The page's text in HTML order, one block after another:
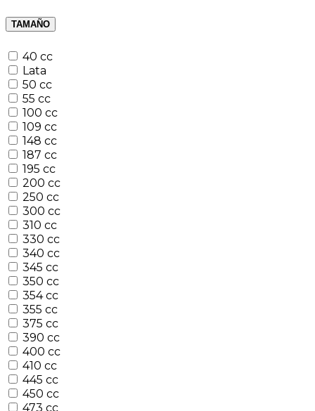
TAMAÑO
40 cc
Lata
50 cc
55 cc
100 cc
109 cc
148 cc
187 cc
195 cc
200 cc
250 cc
300 cc
310 cc
330 cc
340 cc
345 cc
350 cc
354 cc
355 cc
375 cc
390 cc
400 cc
410 cc
445 cc
450 cc
473 cc